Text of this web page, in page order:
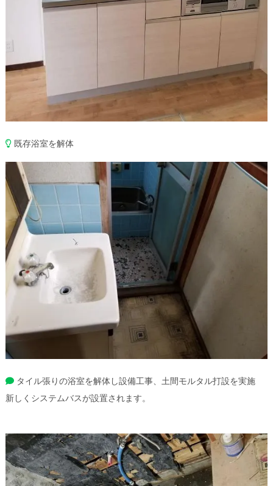
既存浴室を解体
タイル張りの浴室を解体し設備工事、土間モルタル打設を実施
新しくシステムバスが設置されます。